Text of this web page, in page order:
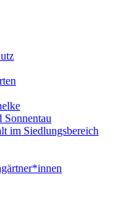
Sonnentau
im Siedlungsbereich